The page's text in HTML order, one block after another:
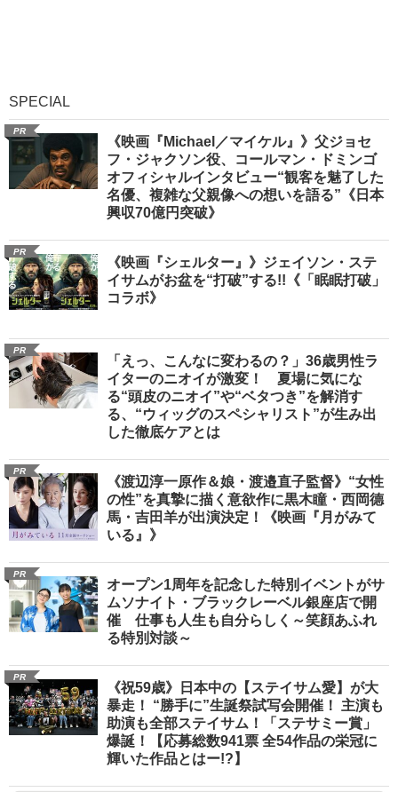
SPECIAL
PR
《映画『Michael／マイケル』》父ジョセ
フ・ジャクソン役、コールマン・ドミンゴ
オフィシャルインタビュー“観客を魅了した
名優、複雑な父親像への想いを語る”《日本
興収70億円突破》
PR
《映画『シェルター』》ジェイソン・ステ
イサムがお盆を“打破”する!!《「眠眠打破」
コラボ》
PR
「えっ、こんなに変わるの？」36歳男性ラ
イターのニオイが激変！ 夏場に気にな
る“頭皮のニオイ”や“ベタつき”を解消す
る、“ウィッグのスペシャリスト”が生み出
した徹底ケアとは
PR
《渡辺淳一原作＆娘・渡邉直子監督》“女性
の性”を真摯に描く意欲作に黒木瞳・西岡德
馬・吉田羊が出演決定！《映画『月がみて
いる』》
PR
オープン1周年を記念した特別イベントがサ
ムソナイト・ブラックレーベル銀座店で開
催 仕事も人生も自分らしく～笑顔あふれ
る特別対談～
PR
《祝59歳》日本中の【ステイサム愛】が大
暴走！ “勝手に”生誕祭試写会開催！ 主演も
助演も全部ステイサム！「ステサミー賞」
爆誕！【応募総数941票 全54作品の栄冠に
輝いた作品とはー!?】